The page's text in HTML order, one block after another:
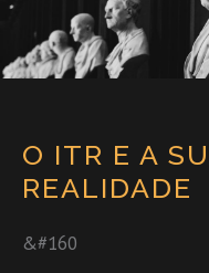
O ITR E A
REALIDADE
&#160